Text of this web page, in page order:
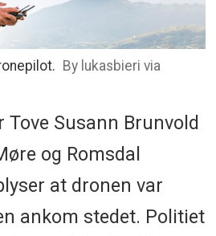
By lukasbieri via
Tove Susann Brunvold
og Romsdal
at dronen var
ankom stedet. Politiet